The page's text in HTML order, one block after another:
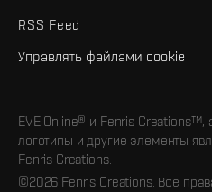
RSS Feed
Управлять файлами cookie
EVE Online® и Fenris Creations™,
логотипы и другие элементы
Fenris Creations.
©2026 Fenris Creations. Все